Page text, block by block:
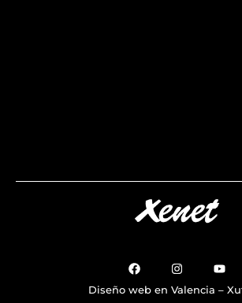
Diseño web en Valencia –